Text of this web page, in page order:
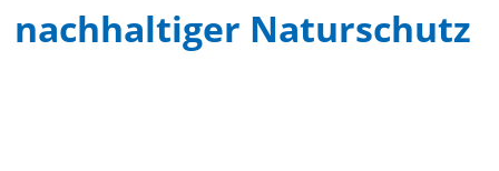
nachhaltiger Naturschutz